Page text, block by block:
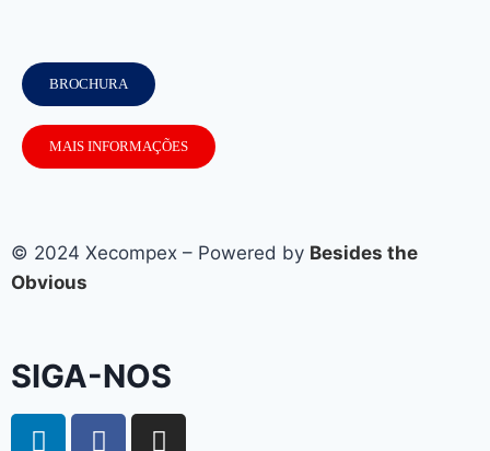
BROCHURA
MAIS INFORMAÇÕES
© 2024 Xecompex – Powered by Besides the
Obvious
SIGA-NOS